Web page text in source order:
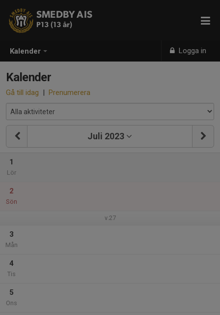
Kalender Logga in
SMEDBY AIS
P13 (13 år)
Kalender
Gå till idag | Prenumerera
Juli 2023
1
Lör
2
Sön
v.27
3
Mån
4
Tis
5
Ons